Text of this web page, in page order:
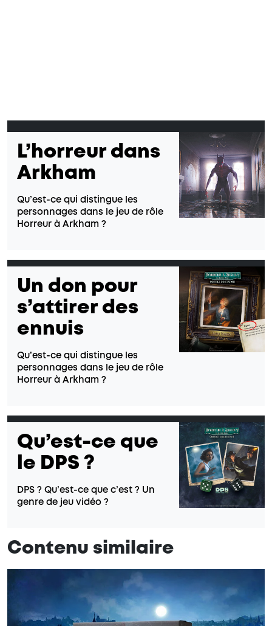
L’horreur dans
Arkham
Qu’est-ce qui distingue les
personnages dans le jeu de rôle
Horreur à Arkham ?
Un don pour
s’attirer des
ennuis
Qu’est-ce qui distingue les
personnages dans le jeu de rôle
Horreur à Arkham ?
Qu’est-ce que
le DPS ?
DPS ? Qu’est-ce que c’est ? Un
genre de jeu vidéo ?
Contenu similaire